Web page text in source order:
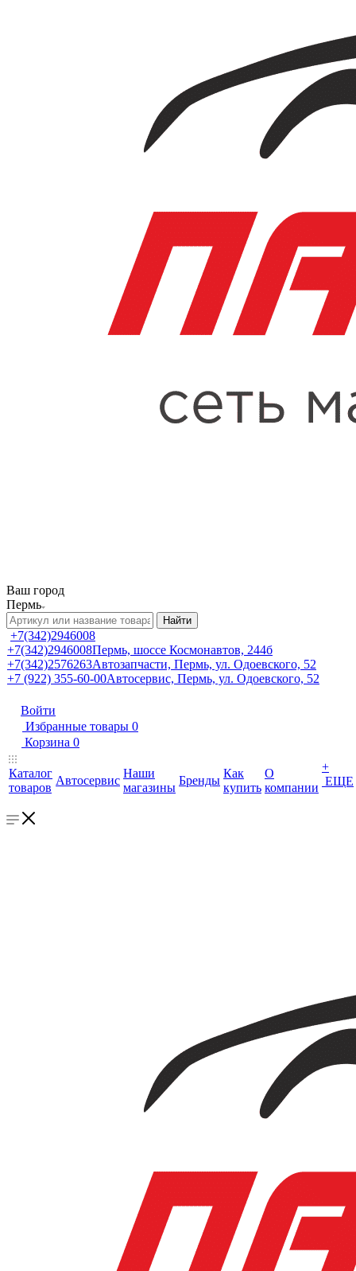
Ваш город
Пермь
Найти
+7(342)2946008
+7(342)2946008Пермь, шоссе Космонавтов, 244б
+7(342)2576263Автозапчасти, Пермь, ул. Одоевского, 52
+7 (922) 355-60-00Автосервис, Пермь, ул. Одоевского, 52
Войти
Избранные товары 0
Корзина 0
Каталог
товаров
Автосервис
Наши
магазины
Бренды
Как
купить
О
компании
+
ЕЩЕ